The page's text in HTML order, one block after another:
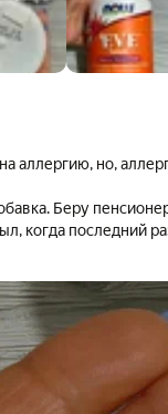
аллергию, но,
Беру
когда последний
веществ в таких
в препарате.
витаминов
будет выведена
если вы